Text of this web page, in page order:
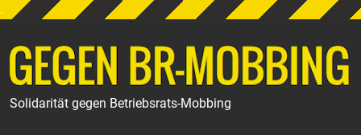
.
Solidarität gegen Betriebsrats-Mobbing